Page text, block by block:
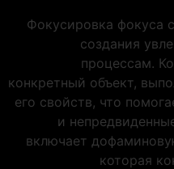
Фокусировка фокуса
создания
процессам.
конкретный объект,
его свойств, что
и
включает
которая